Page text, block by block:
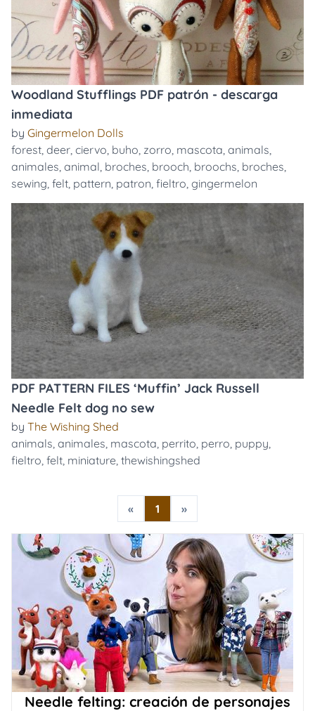
Woodland Stufflings PDF patrón - descarga
inmediata
by Gingermelon Dolls
forest, deer, ciervo, buho, zorro, mascota, animals,
animales, animal, broches, brooch, broochs, broches,
sewing, felt, pattern, patron, fieltro, gingermelon
PDF PATTERN FILES ‘Muffin’ Jack Russell
Needle Felt dog no sew
by The Wishing Shed
animals, animales, mascota, perrito, perro, puppy,
fieltro, felt, miniature, thewishingshed
« 1 »
Needle felting: creación de personajes